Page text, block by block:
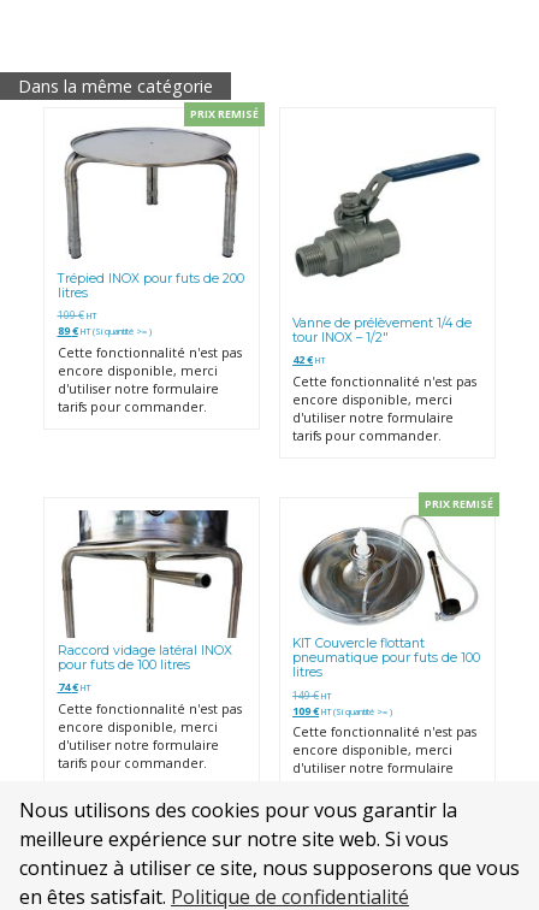
Nous utilisons des cookies pour vous garantir la
meilleure expérience sur notre site web. Si vous
continuez à utiliser ce site, nous supposerons que vous
en êtes satisfait. Politique de confidentialité
Dans la même catégorie
PRIX REMISÉ
Trépied INOX pour futs de 200
litres
109€ HT
89€ HT (Si quantité >= )
Cette fonctionnalité n'est pas
encore disponible, merci
d'utiliser notre formulaire
tarifs pour commander.
Vanne de prélèvement 1/4 de
tour INOX – 1/2″
42€ HT
Cette fonctionnalité n'est pas
encore disponible, merci
d'utiliser notre formulaire
tarifs pour commander.
Raccord vidage latéral INOX
pour futs de 100 litres
74€ HT
Cette fonctionnalité n'est pas
encore disponible, merci
d'utiliser notre formulaire
tarifs pour commander.
PRIX REMISÉ
KIT Couvercle flottant
pneumatique pour futs de 100
litres
149€ HT
109€ HT (Si quantité >= )
Cette fonctionnalité n'est pas
encore disponible, merci
d'utiliser notre formulaire